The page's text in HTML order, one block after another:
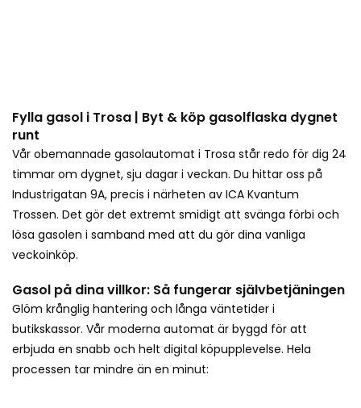
Fylla gasol i Trosa | Byt & köp gasolflaska dygnet
runt
Vår obemannade gasolautomat i Trosa står redo för dig 24
timmar om dygnet, sju dagar i veckan. Du hittar oss på
Industrigatan 9A, precis i närheten av ICA Kvantum
Trossen. Det gör det extremt smidigt att svänga förbi och
lösa gasolen i samband med att du gör dina vanliga
veckoinköp.
Gasol på dina villkor: Så fungerar självbetjäningen
Glöm krånglig hantering och långa väntetider i
butikskassor. Vår moderna automat är byggd för att
erbjuda en snabb och helt digital köpupplevelse. Hela
processen tar mindre än en minut: